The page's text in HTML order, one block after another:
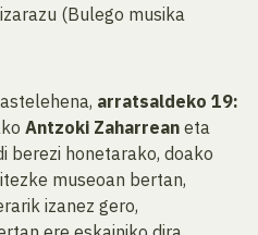
(Bulego musika
arratsaldeko 19:
Antzoki Zaharrean eta
berezi honetarako, doako
museoan bertan,
izanez gero,